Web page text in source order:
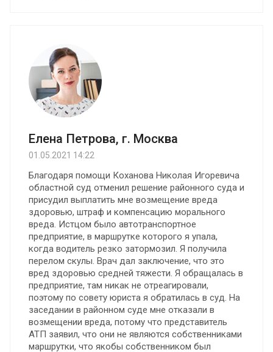
Елена Петрова, г. Москва
01.05.2021 14:22
Благодаря помощи Коханова Николая Игоревича
областной суд отменил решение районного суда и
присудил выплатить мне возмещение вреда
здоровью, штраф и компенсацию морального
вреда. Истцом было автотранспортное
предприятие, в маршрутке которого я упала,
когда водитель резко затормозил. Я получила
перелом скулы. Врач дал заключение, что это
вред здоровью средней тяжести. Я обращалась в
предприятие, там никак не отреагировали,
поэтому по совету юриста я обратилась в суд. На
заседании в районном суде мне отказали в
возмещении вреда, потому что представитель
АТП заявил, что они не являются собственниками
маршрутки, что якобы собственником был